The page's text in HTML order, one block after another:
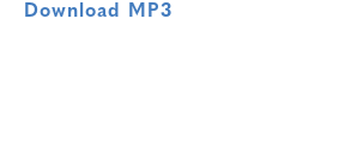
Download MP3